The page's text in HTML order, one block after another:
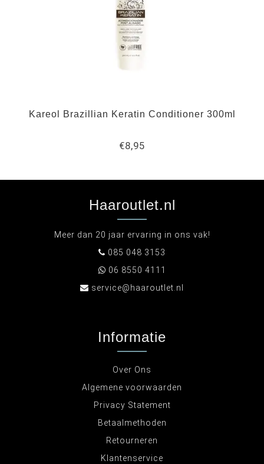
Kareol Brazillian Keratin Conditioner 300ml
€8,95
Haaroutlet.nl
Meer dan 20 jaar ervaring in ons vak!
085 048 3153
06 8550 4111
service@haaroutlet.nl
Informatie
Over Ons
Algemene voorwaarden
Privacy Statement
Betaalmethoden
Retourneren
Klantenservice